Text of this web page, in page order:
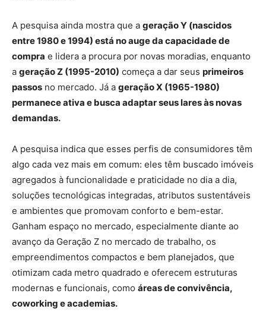
A pesquisa ainda mostra que a geração Y (nascidos
entre 1980 e 1994) está no auge da capacidade de
compra e lidera a procura por novas moradias, enquanto
a geração Z (1995-2010) começa a dar seus primeiros
passos no mercado. Já a geração X (1965-1980)
permanece ativa e busca adaptar seus lares às novas
demandas.
A pesquisa indica que esses perfis de consumidores têm
algo cada vez mais em comum: eles têm buscado imóveis
agregados à funcionalidade e praticidade no dia a dia,
soluções tecnológicas integradas, atributos sustentáveis
e ambientes que promovam conforto e bem-estar.
Ganham espaço no mercado, especialmente diante ao
avanço da Geração Z no mercado de trabalho, os
empreendimentos compactos e bem planejados, que
otimizam cada metro quadrado e oferecem estruturas
modernas e funcionais, como áreas de convivência,
coworking e academias.